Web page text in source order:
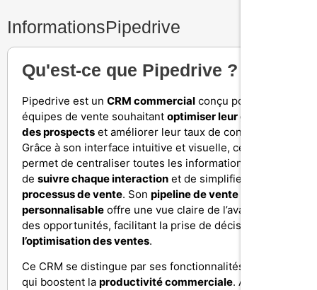
InformationsPipedrive
Qu'est-ce que Pipedrive ?
Pipedrive est un CRM commercial conçu pour les
équipes de vente souhaitant optimiser leur gestion
des prospects et améliorer leur taux de conversion.
Grâce à son interface intuitive et visuelle, ce logiciel
permet de centraliser toutes les informations clients,
de suivre chaque interaction et de simplifier le
processus de vente. Son pipeline de vente
personnalisable offre une vue claire de l’avancement
des opportunités, facilitant la prise de décision et
l’optimisation des ventes.
Ce CRM se distingue par ses fonctionnalités avancées
qui boostent la productivité commerciale. Avec un